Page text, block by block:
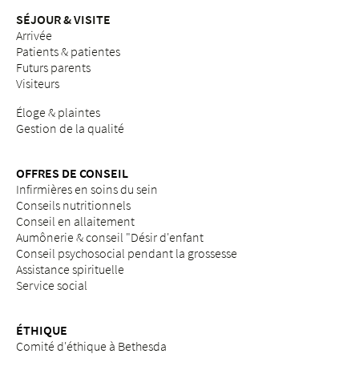
SÉJOUR & VISITE
Arrivée
Patients & patientes
Futurs parents
Visiteurs
Éloge & plaintes
Gestion de la qualité
OFFRES DE CONSEIL
Infirmières en soins du sein
Conseils nutritionnels
Conseil en allaitement
Aumônerie & conseil "Désir d'enfant
Conseil psychosocial pendant la grossesse
Assistance spirituelle
Service social
ÉTHIQUE
Comité d'éthique à Bethesda